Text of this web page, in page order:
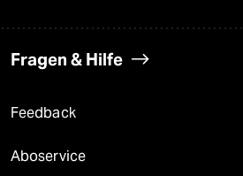
Fragen & Hilfe
Feedback
Aboservice